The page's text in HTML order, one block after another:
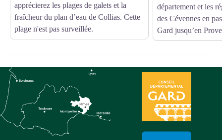
apprécierez les plages de galets et la
fraîcheur du plan d’eau de Collias. Cette
plage n'est pas surveillée.
département et les
des Cévennes en
Gard jusqu’en